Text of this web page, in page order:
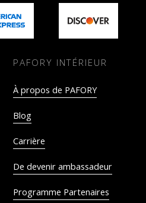
PAFORY INTÉRIEUR
À propos de PAFORY
Blog
Carrière
De devenir ambassadeur
Programme Partenaires